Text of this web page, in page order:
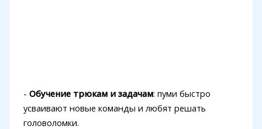
- Обучение трюкам и задачам: пуми быстро
усваивают новые команды и любят решать
головоломки.